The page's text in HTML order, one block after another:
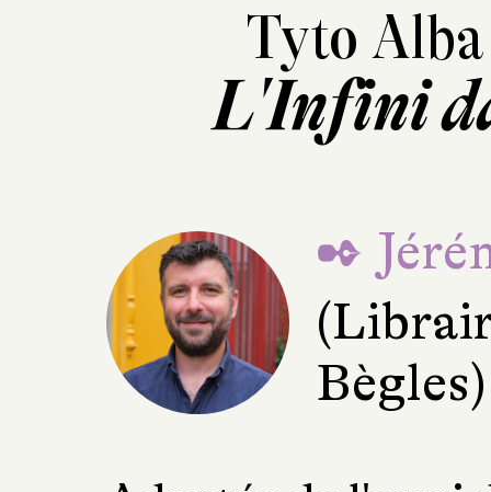
Tyto
L'Infini
✒
Bègles)